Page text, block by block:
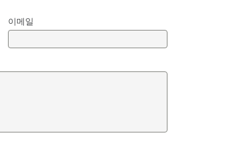
이메일